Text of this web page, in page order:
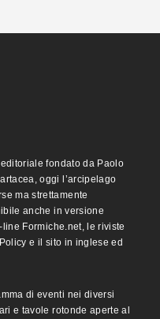
fondato da Paolo
oggi l’arcipelago
ma strettamente
anche in versione
Formiche.net, le riviste
e il sito in inglese ed
di eventi nei diversi
e tavole rotonde aperte al